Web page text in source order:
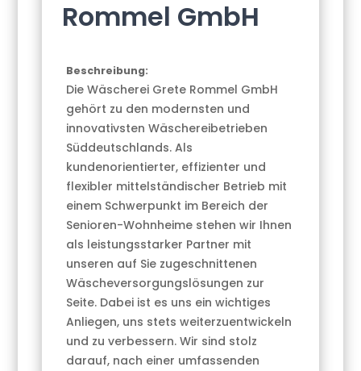
Rommel GmbH
Beschreibung:
Die Wäscherei Grete Rommel GmbH
gehört zu den modernsten und
innovativsten Wäschereibetrieben
Süddeutschlands. Als
kundenorientierter, effizienter und
flexibler mittelständischer Betrieb mit
einem Schwerpunkt im Bereich der
Senioren-Wohnheime stehen wir Ihnen
als leistungsstarker Partner mit
unseren auf Sie zugeschnittenen
Wäscheversorgungslösungen zur
Seite. Dabei ist es uns ein wichtiges
Anliegen, uns stets weiterzuentwickeln
und zu verbessern. Wir sind stolz
darauf, nach einer umfassenden